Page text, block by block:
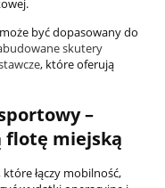
być dopasowany do
skutery
, które oferują
–
flotę miejską
łączy mobilność,